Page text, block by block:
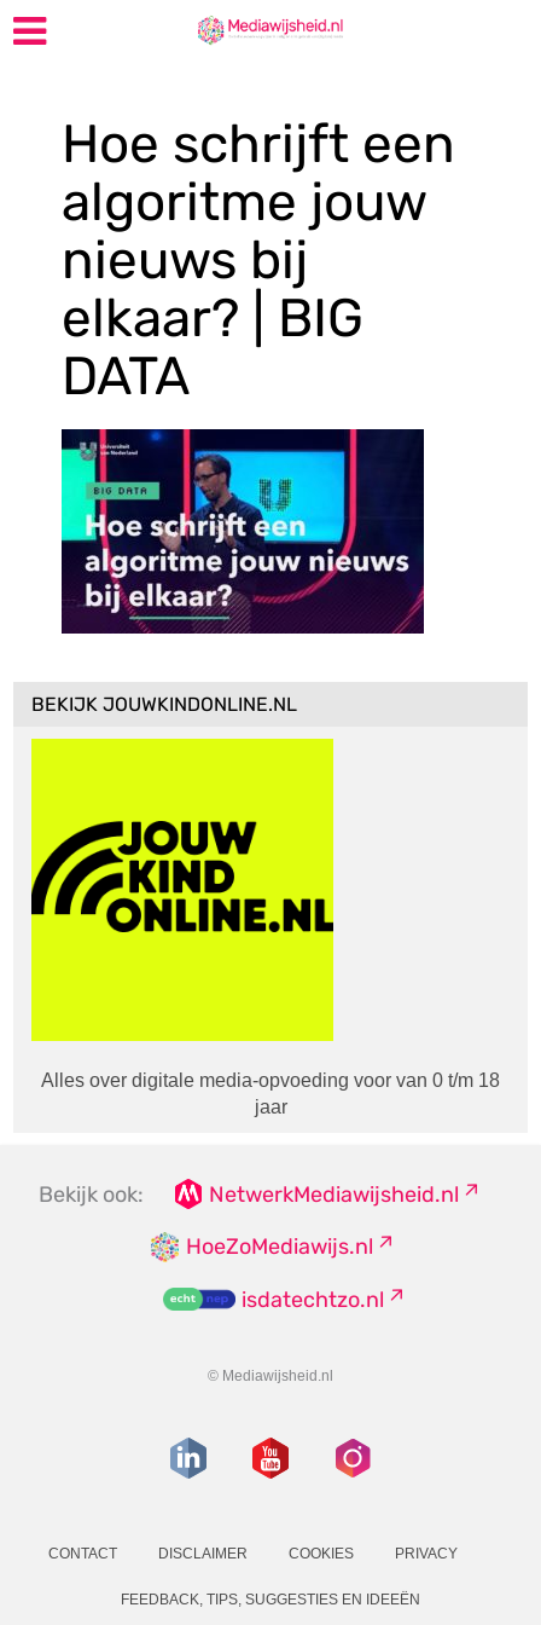
Hoe schrijft een
algoritme jouw
nieuws bij
elkaar? | BIG
DATA
BEKIJK JOUWKINDONLINE.NL
Alles over digitale media-opvoeding voor van 0 t/m 18
jaar
Bekijk ook:
NetwerkMediawijsheid.nl
HoeZoMediawijs.nl
isdatechtzo.nl
© Mediawijsheid.nl
CONTACT DISCLAIMER COOKIES PRIVACY
FEEDBACK, TIPS, SUGGESTIES EN IDEEËN